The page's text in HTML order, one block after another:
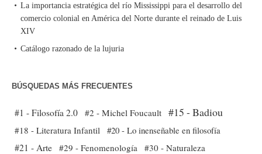
La importancia estratégica del río Mississippi para el desarrollo del
comercio colonial en América del Norte durante el reinado de Luis
XIV
Catálogo razonado de la lujuria
BÚSQUEDAS MÁS FRECUENTES
#1 - Filosofía 2.0 #2 - Michel Foucault #15 - Badiou
#18 - Literatura Infantil #20 - Lo inenseñable en filosofía
#21 - Arte #29 - Fenomenología
#30 - Naturaleza